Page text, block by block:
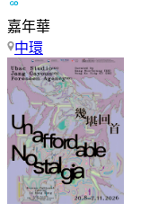
嘉年華
中環